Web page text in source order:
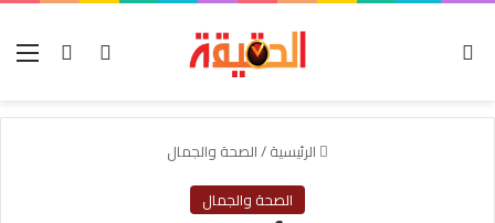
بحث عنتسجيل
الرئيسية/الصحة والجمال
الصحة والجمال